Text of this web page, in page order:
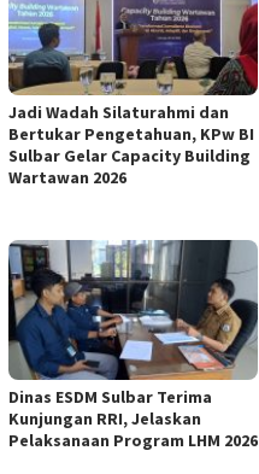
Jadi Wadah Silaturahmi dan
Bertukar Pengetahuan, KPw BI
Sulbar Gelar Capacity Building
Wartawan 2026
Dinas ESDM Sulbar Terima
Kunjungan RRI, Jelaskan
Pelaksanaan Program LHM 2026